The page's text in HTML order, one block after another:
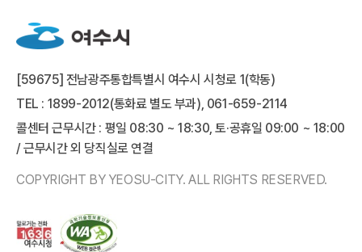
[59675] 전남광주통합특별시 여수시 시청로 1(학동)
TEL : 1899-2012(통화료 별도 부과), 061-659-2114
콜센터 근무시간 : 평일 08:30 ~ 18:30, 토·공휴일 09:00 ~ 18:00
/ 근무시간 외 당직실로 연결
COPYRIGHT BY YEOSU-CITY. ALL RIGHTS RESERVED.